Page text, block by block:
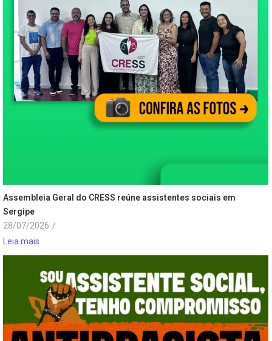
Assembleia Geral do CRESS reúne assistentes sociais em
Sergipe
28/07/2026 /
Leia mais